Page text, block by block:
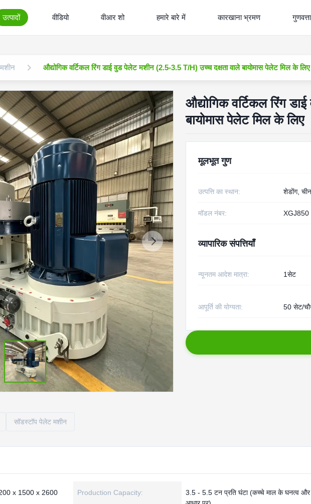
उत्पादों वीडियो वीआर शो हमारे बारे में कारखाना भ्रमण
औद्योगिक वर्टिकल रिंग डाई वुड पेलेट मशीन (2.5-3.5 T/H) उच्च दक्षता वाले बायोमास पेलेट मिल के लिए
औद्योगिक वर्टिकल रिंग
बायोमास पेलेट मिल के लिए
मूलभूत गुण
उत्पत्ति का स्थान: शेडोंग, चीन
मॉडल नंबर: XGJ850
व्यापारिक संपत्तियाँ
न्यूनतम आदेश मात्रा: 1सेट
आपूर्ति की योग्यता: 50 सेट/
सॉडस्टॉप पेलेट मशीन
x 1500 x 2600 Production Capacity:
3.5 - 5.5 टन प्रति घंटा (कच्चे माल के घनत्व और